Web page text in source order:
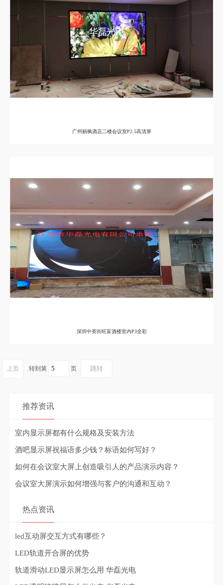
广州丽枫酒店二楼会议室P2.5高清屏
深圳中英街旺富酒楼室内P3全彩
上页 转到第 页
推荐资讯
室内显示屏都有什么规格及安装方法
酒吧显示屏祝福语多少钱？标语如何写好？
如何在会议室大屏上创造吸引人的产品演示内容？
会议室大屏演示如何增强与客户的沟通和互动？
热点资讯
led互动屏交互方式有哪些？
LED轨道开合屏的优势
轨道滑动LED显示屏怎么用 华磊光电